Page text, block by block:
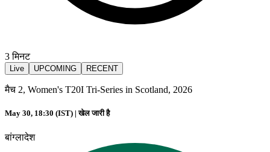
3मिनट
Live UPCOMING RECENT
मैच 2, Women's T20I Tri-Series in Scotland, 2026
May 30, 18:30 (IST) |खेल जारी है
बांग्लादेश